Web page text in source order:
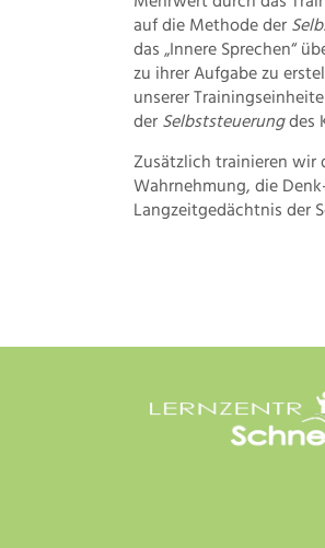
auf die Methode der
das „Innere Sprechen“
zu ihrer Aufgabe zu
unserer
derSelbststeuerungdes
Zusätzlich trainieren wir
Wahrnehmung, die
Langzeitgedächtnis der